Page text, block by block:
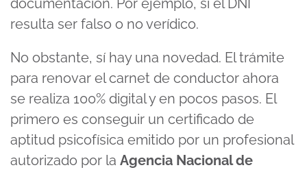
documentación. Por ejemplo, si el DNI
resulta ser falso o no verídico.
No obstante, sí hay una novedad. El trámite
para renovar el carnet de conductor ahora
se realiza 100% digital y en pocos pasos. El
primero es conseguir un certificado de
aptitud psicofísica emitido por un profesional
autorizado por la Agencia Nacional de